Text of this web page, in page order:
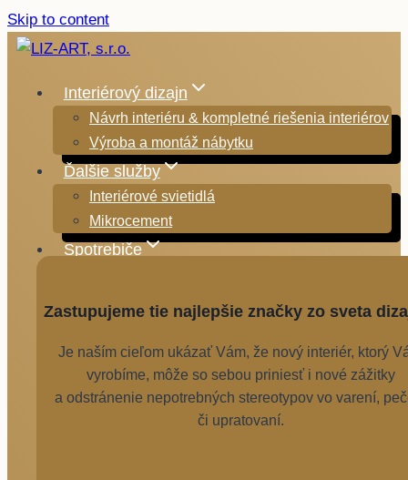
Skip to content
Interiérový dizajn
Návrh interiéru & kompletné riešenia interiérov
Výroba a montáž nábytku
Ďalšie služby
Interiérové svietidlá
Mikrocement
Spotrebiče
Zastupujeme tie najlepšie značky zo sveta
Je naším cieľom ukázať Vám, že nový interiér, ktorý
vyrobíme, môže so sebou priniesť i nové zážitky
a odstránenie nepotrebných stereotypov vo varení,
či upratovaní.